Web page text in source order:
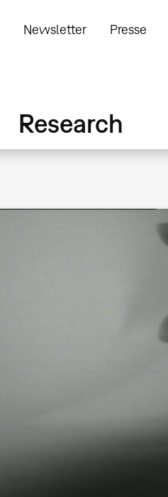
Newsletter Presse
Research